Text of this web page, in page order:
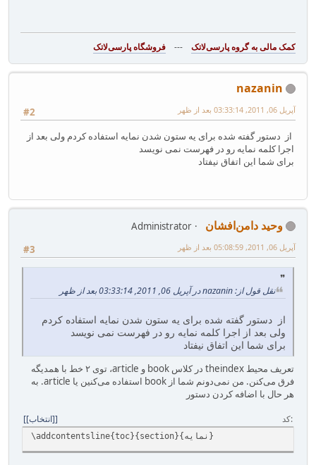
--- فروشگاه پارسی‌لاتک‎
nazanin
#2 آپریل 06, 2011, 03:33:14 بعد از ظهر
از دستور گفته شده برای یه ستون شدن نمایه استفاده کردم ولی بعد از
اجرا کلمه نمایه رو در فهرست نمی نویسد
برای شما این اتفاق نیفتاد
وحید دامن‌افشان
Administrator
#3
آپریل 06, 2011, 05:08:59 بعد از ظهر
نقل قول از: nazanin در آپریل 06, 2011, 03:33:14 بعد از ظهر
از دستور گفته شده برای یه ستون شدن نمایه استفاده کردم
ولی بعد از اجرا کلمه نمایه رو در فهرست نمی نویسد
برای شما این اتفاق نیفتاد
تعریف محیط ‎theindex‎ در کلاس ‎book‎ و ‎article‎‏، توی ۲ خط با همدیگه
فرق می‌کنن. من نمی‌دونم شما از ‎book‎ استفاده می‌کنین یا ‎article‎. به
هر حال با اضافه کردن دستور ‎
کد [انتخاب]
\addcontentsline{toc}{‎section‎}{نمایه}‎‎